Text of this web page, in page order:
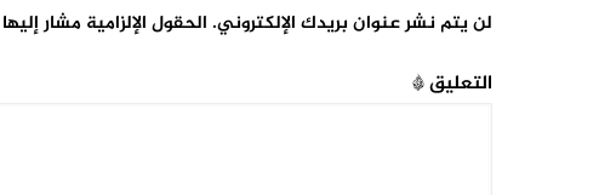
لن يتم نشر عنوان بريدك الإلكتروني. الحقول الإلزامية مشار
التعليق*